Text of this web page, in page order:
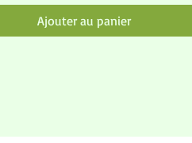
de réception de vos colliers.
Ajouter au panier